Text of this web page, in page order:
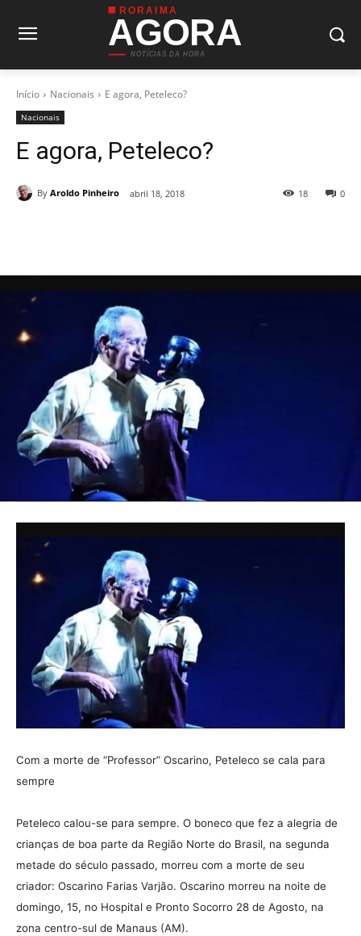
RORAIMA
AGORA
NOTÍCIAS DA HORA
Início Nacionais E agora, Peteleco?
Nacionais
E agora, Peteleco?
By Aroldo Pinheiro abril 18, 2018 0
18
Com a morte de “Professor” Oscarino, Peteleco se cala para
sempre
Peteleco calou-se para sempre. O boneco que fez a alegria de
crianças de boa parte da Região Norte do Brasil, na segunda
metade do século passado, morreu com a morte de seu
criador: Oscarino Farias Varjão. Oscarino morreu na noite de
domingo, 15, no Hospital e Pronto Socorro 28 de Agosto, na
zona centro-sul de Manaus (AM).